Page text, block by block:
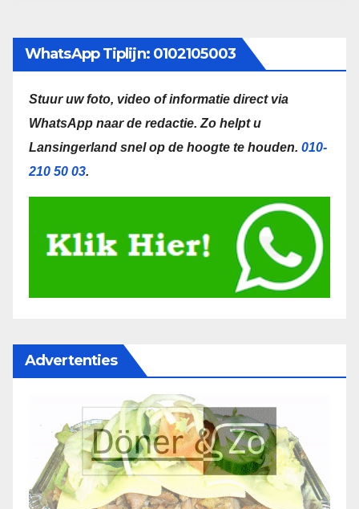
WhatsApp Tiplijn: 0102105003
Stuur uw foto, video of informatie direct via
WhatsApp naar de redactie. Zo helpt u
Lansingerland snel op de hoogte te houden. 010-
210 50 03.
Advertenties